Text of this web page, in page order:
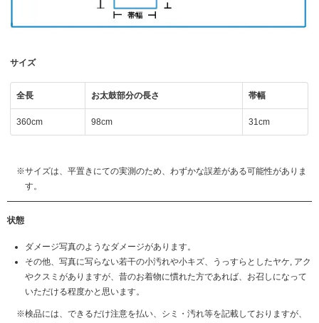
サイズ
全長 お太鼓部分の長さ 帯幅
360cm 98cm 31cm
サイズは、平置きにての実測のため、わずかな誤差がある可能性がありま
す。
状態
ダメージ写真のようなダメージがあります。
その他、写真に写らない若干の小汚れや小キズ、うっすらとしたヤケ, アク
やクスミがありますが、昔のお着物に慣れた方であれば、お召しになって
いただける程度かと思います。
検品には、できるだけ注意を払い、シミ・汚れ等を記載しておりますが、